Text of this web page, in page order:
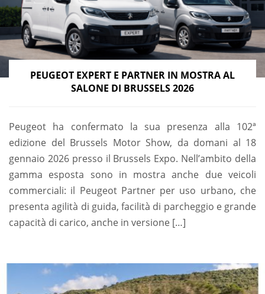
PEUGEOT EXPERT E PARTNER IN MOSTRA AL
SALONE DI BRUSSELS 2026
Peugeot ha confermato la sua presenza alla 102ª
edizione del Brussels Motor Show, da domani al 18
gennaio 2026 presso il Brussels Expo. Nell’ambito della
gamma esposta sono in mostra anche due veicoli
commerciali: il Peugeot Partner per uso urbano, che
presenta agilità di guida, facilità di parcheggio e grande
capacità di carico, anche in versione […]